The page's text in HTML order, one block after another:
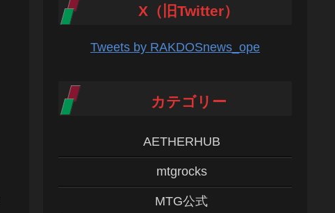
X（旧Twitter）
Tweets by RAKDOSnews_ope
カテゴリー
AETHERHUB
mtgrocks
MTG公式